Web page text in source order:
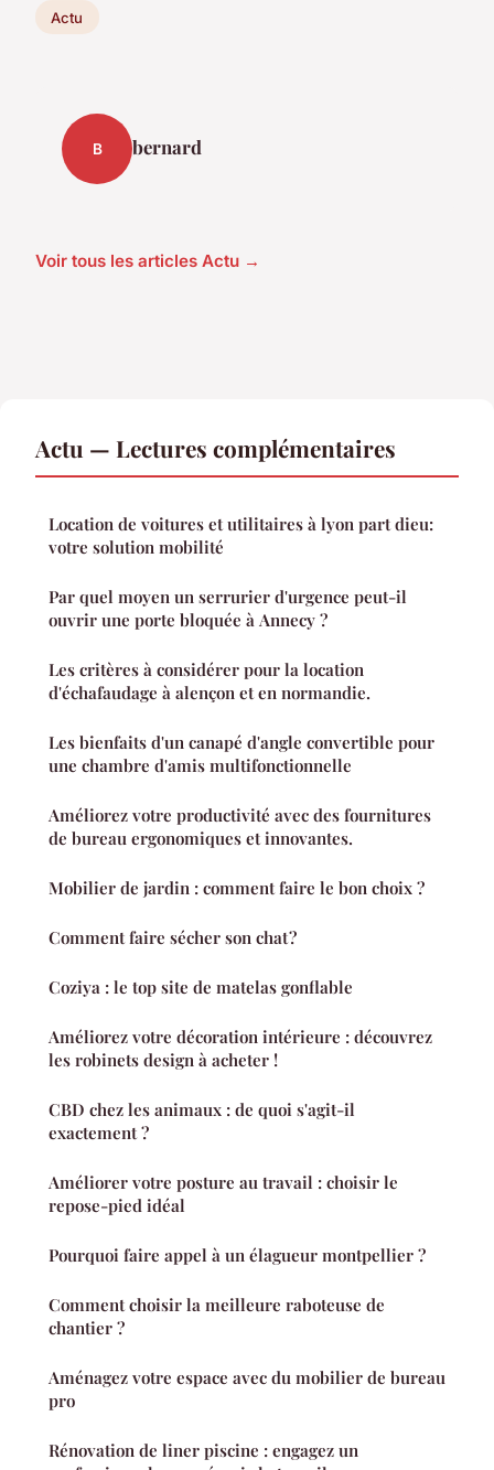
Actu
B bernard
Voir tous les articles Actu →
Actu — Lectures complémentaires
Location de voitures et utilitaires à lyon part dieu:
votre solution mobilité
Par quel moyen un serrurier d'urgence peut-il
ouvrir une porte bloquée à Annecy ?
Les critères à considérer pour la location
d'échafaudage à alençon et en normandie.
Les bienfaits d'un canapé d'angle convertible pour
une chambre d'amis multifonctionnelle
Améliorez votre productivité avec des fournitures
de bureau ergonomiques et innovantes.
Mobilier de jardin : comment faire le bon choix ?
Comment faire sécher son chat ?
Coziya : le top site de matelas gonflable
Améliorez votre décoration intérieure : découvrez
les robinets design à acheter !
CBD chez les animaux : de quoi s'agit-il
exactement ?
Améliorer votre posture au travail : choisir le
repose-pied idéal
Pourquoi faire appel à un élagueur montpellier ?
Comment choisir la meilleure raboteuse de
chantier ?
Aménagez votre espace avec du mobilier de bureau
pro
Rénovation de liner piscine : engagez un